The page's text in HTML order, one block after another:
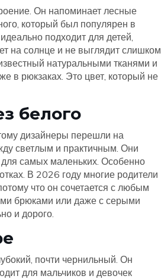
Он напоминает лесные
который был популярен в
подходит для детей,
на солнце и не выглядит слишком
натуральными тканями и
в рюкзаках. Это цвет, который не
белого
дизайнеры перешли на
светлым и практичным. Они
самых маленьких. Особенно
В 2026 году многие родители
что он сочетается с любым
брюками или даже с серыми
и дорого.
почти чернильный. Он
для мальчиков и девочек